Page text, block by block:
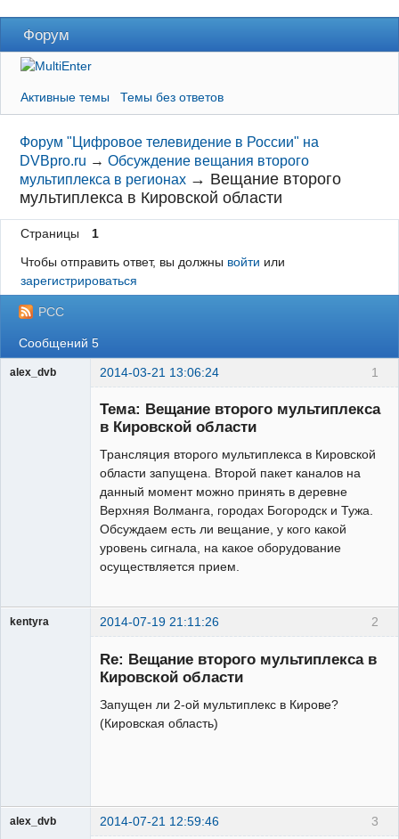
Форум
Активные темы Темы без ответов
Форум "Цифровое телевидение в России" на
DVBpro.ru →Обсуждение вещания второго
мультиплекса в регионах → Вещание второго
мультиплекса в Кировской области
Страницы
1
Чтобы отправить ответ, вы должны войти или
зарегистрироваться
РСС
Сообщений 5
1
alex_dvb 2014-03-21 13:06:24
Тема: Вещание второго мультиплекса
в Кировской области
Трансляция второго мультиплекса в Кировской
области запущена. Второй пакет каналов на
данный момент можно принять в деревне
Верхняя Волманга, городах Богородск и Тужа.
Обсуждаем есть ли вещание, у кого какой
уровень сигнала, на какое оборудование
осуществляется прием.
2
kentyra 2014-07-19 21:11:26
Re: Вещание второго мультиплекса в
Кировской области
Запущен ли 2-ой мультиплекс в Кирове?
(Кировская область)
3
alex_dvb 2014-07-21 12:59:46